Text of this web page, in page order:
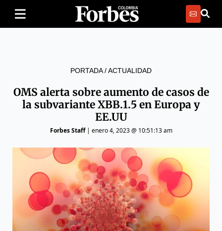
PORTADA/ACTUALIDAD
OMS alerta sobre aumento de casos de
la subvariante XBB.1.5 en Europa y
EE.UU
Forbes Staff| enero 4, 2023 @ 10:51:13 am